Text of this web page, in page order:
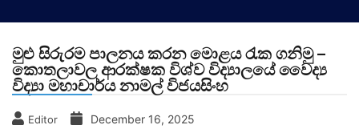
මුළු සිරුරම පාලනය කරන මොළය රැක ගනිමු –
කොතලාවල ආරක්ෂක විශ්ව විද්‍යාලයේ වෛද්‍ය
විද්‍යා මහාචාර්ය නාමල් විජයසිංහ
Editor December 16, 2025